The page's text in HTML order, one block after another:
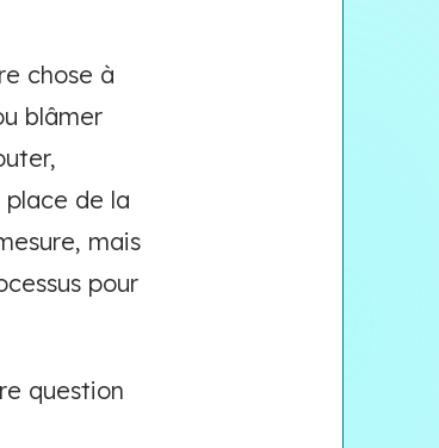
chose à
blâmer
de la
mais
pour
question